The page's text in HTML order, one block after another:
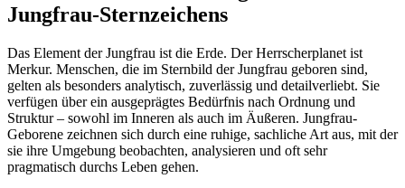
Jungfrau-Sternzeichens
Das Element der Jungfrau ist die Erde. Der Herrscherplanet ist
Merkur. Menschen, die im Sternbild der Jungfrau geboren sind,
gelten als besonders analytisch, zuverlässig und detailverliebt. Sie
verfügen über ein ausgeprägtes Bedürfnis nach Ordnung und
Struktur – sowohl im Inneren als auch im Äußeren. Jungfrau-
Geborene zeichnen sich durch eine ruhige, sachliche Art aus, mit der
sie ihre Umgebung beobachten, analysieren und oft sehr
pragmatisch durchs Leben gehen.